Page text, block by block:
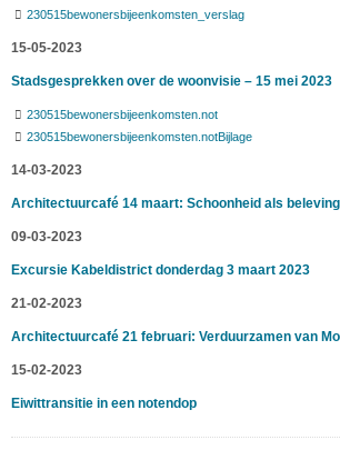
230515bewonersbijeenkomsten_verslag
15-05-2023
Stadsgesprekken over de woonvisie – 15 mei 2023
230515bewonersbijeenkomsten.not
230515bewonersbijeenkomsten.notBijlage
14-03-2023
Architectuurcafé 14 maart: Schoonheid als
09-03-2023
Excursie Kabeldistrict donderdag 3 maart 2023
21-02-2023
Architectuurcafé 21 februari: Verduurzamen van
15-02-2023
Eiwittransitie in een notendop